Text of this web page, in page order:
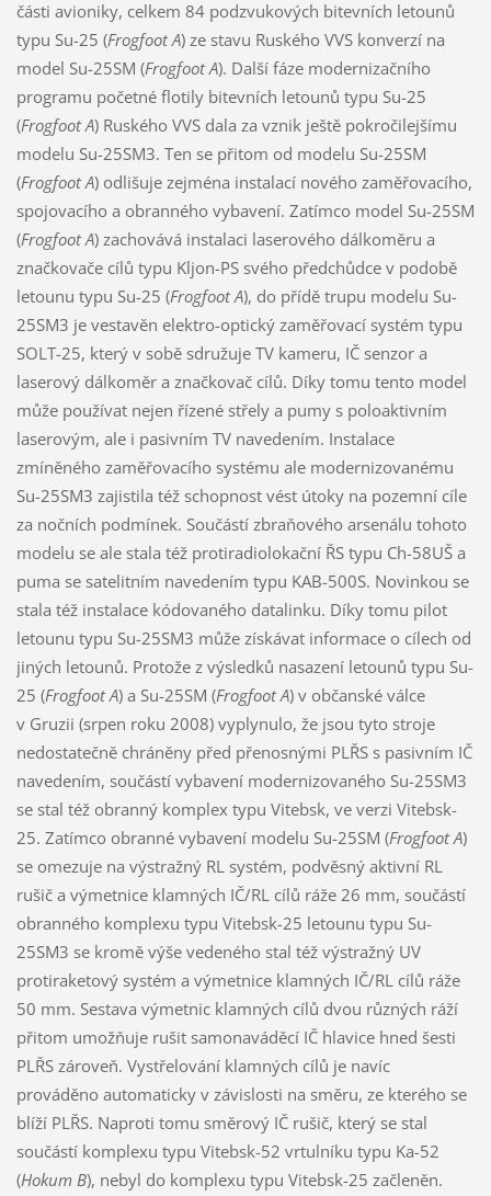
části avioniky, celkem 84 podzvukových bitevních letounů
typu Su-25 (Frogfoot A) ze stavu Ruského VVS konverzí na
model Su-25SM (Frogfoot A). Další fáze modernizačního
programu početné flotily bitevních letounů typu Su-25
(Frogfoot A) Ruského VVS dala za vznik ještě pokročilejšímu
modelu Su-25SM3. Ten se přitom od modelu Su-25SM
(Frogfoot A) odlišuje zejména instalací nového zaměřovacího,
spojovacího a obranného vybavení. Zatímco model Su-25SM
(Frogfoot A) zachovává instalaci laserového dálkoměru a
značkovače cílů typu Kljon-PS svého předchůdce v podobě
letounu typu Su-25 (Frogfoot A), do přídě trupu modelu Su-
25SM3 je vestavěn elektro-optický zaměřovací systém typu
SOLT-25, který v sobě sdružuje TV kameru, IČ senzor a
laserový dálkoměr a značkovač cílů. Díky tomu tento model
může používat nejen řízené střely a pumy s poloaktivním
laserovým, ale i pasivním TV navedením. Instalace
zmíněného zaměřovacího systému ale modernizovanému
Su-25SM3 zajistila též schopnost vést útoky na pozemní cíle
za nočních podmínek. Součástí zbraňového arsenálu tohoto
modelu se ale stala též protiradiolokační ŘS typu Ch-58UŠ a
puma se satelitním navedením typu KAB-500S. Novinkou se
stala též instalace kódovaného datalinku. Díky tomu pilot
letounu typu Su-25SM3 může získávat informace o cílech od
jiných letounů. Protože z výsledků nasazení letounů typu Su-
25 (Frogfoot A) a Su-25SM (Frogfoot A) v občanské válce
v Gruzii (srpen roku 2008) vyplynulo, že jsou tyto stroje
nedostatečně chráněny před přenosnými PLŘS s pasivním IČ
navedením, součástí vybavení modernizovaného Su-25SM3
se stal též obranný komplex typu Vitebsk, ve verzi Vitebsk-
25. Zatímco obranné vybavení modelu Su-25SM (Frogfoot A)
se omezuje na výstražný RL systém, podvěsný aktivní RL
rušič a výmetnice klamných IČ/RL cílů ráže 26 mm, součástí
obranného komplexu typu Vitebsk-25 letounu typu Su-
25SM3 se kromě výše vedeného stal též výstražný UV
protiraketový systém a výmetnice klamných IČ/RL cílů ráže
50 mm. Sestava výmetnic klamných cílů dvou různých ráží
přitom umožňuje rušit samonaváděcí IČ hlavice hned šesti
PLŘS zároveň. Vystřelování klamných cílů je navíc
prováděno automaticky v závislosti na směru, ze kterého se
blíží PLŘS. Naproti tomu směrový IČ rušič, který se stal
součástí komplexu typu Vitebsk-52 vrtulníku typu Ka-52
(Hokum B), nebyl do komplexu typu Vitebsk-25 začleněn.